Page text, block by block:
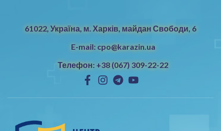
61022, Україна, м. Харків, майдан Свободи, 6
E-mail: cpo@karazin.ua
Телефон: +38 (067) 309-22-22